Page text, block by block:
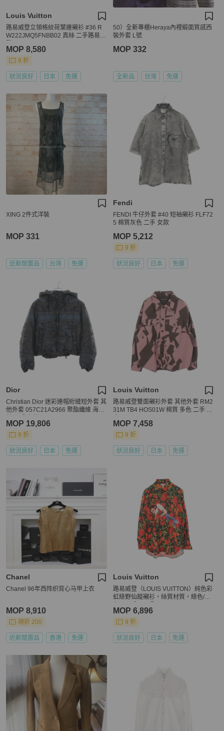
Louis Vuitton
路易威登立領格紋荷葉邊襯衫 #36 R
W222JMQ5FNBB02 真絲 二手路易威
MOP 8,580
9 折
狀況良好 日本 免運
50）全新專櫃Heraya內裡緞面質感西
裝外套 L號
MOP 332
全新品 台灣 免運
XING 2件式洋裝
MOP 331
近新閒置品 台灣 免運
Fendi
FENDI 牛仔外套 #40 短袖襯衫 FLF72
5 棉質灰色 二手 女款
MOP 5,212
9 折
狀況良好 日本 免運
Dior
Christian Dior 迷彩連帽絎縫短外套 其
他外套 057C21A2966 聚酯纖維 海軍
MOP 19,806
9 折
狀況良好 日本 免運
Louis Vuitton
路易威登雙面襯衫外套 其他外套 RM2
31M TB4 HOS01W 棉質 多色 二手 男
MOP 7,458
9 折
狀況良好 日本 免運
Chanel
Chanel 96年西阵织背心马甲上衣
MOP 8,910
現折 200
近新閒置品 香港 免運
Louis Vuitton
路易威登（LOUIS VUITTON）純色彩
虹綠野仙蹤襯衫，絲質材質，綠色/紅
MOP 6,896
9 折
狀況良好 日本 免運